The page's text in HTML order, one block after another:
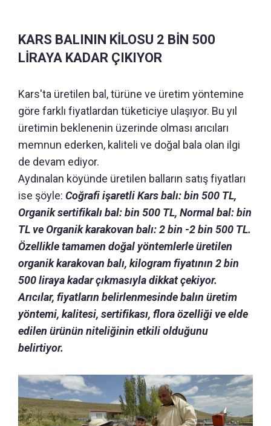
KARS BALININ KİLOSU 2 BİN 500
LİRAYA KADAR ÇIKIYOR
Kars'ta üretilen bal, türüne ve üretim yöntemine
göre farklı fiyatlardan tüketiciye ulaşıyor. Bu yıl
üretimin beklenenin üzerinde olması arıcıları
memnun ederken, kaliteli ve doğal bala olan ilgi
de devam ediyor.
Aydınalan köyünde üretilen balların satış fiyatları
ise şöyle: Coğrafi işaretli Kars balı: bin 500 TL,
Organik sertifikalı bal: bin 500 TL, Normal bal: bin
TL ve Organik karakovan balı: 2 bin -2 bin 500 TL.
Özellikle tamamen doğal yöntemlerle üretilen
organik karakovan balı, kilogram fiyatının 2 bin
500 liraya kadar çıkmasıyla dikkat çekiyor.
Arıcılar, fiyatların belirlenmesinde balın üretim
yöntemi, kalitesi, sertifikası, flora özelliği ve elde
edilen ürünün niteliğinin etkili olduğunu
belirtiyor.